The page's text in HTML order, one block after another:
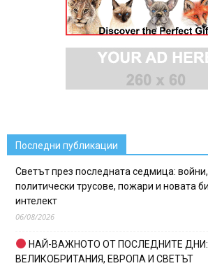
Последни публикации
Светът през последната седмица:
политически трусове, пожари и новата
интелект
06/08/2026
НАЙ-ВАЖНОТО ОТ ПОСЛЕДНИТЕ ДНИ:
ВЕЛИКОБРИТАНИЯ, ЕВРОПА И СВЕТЪТ